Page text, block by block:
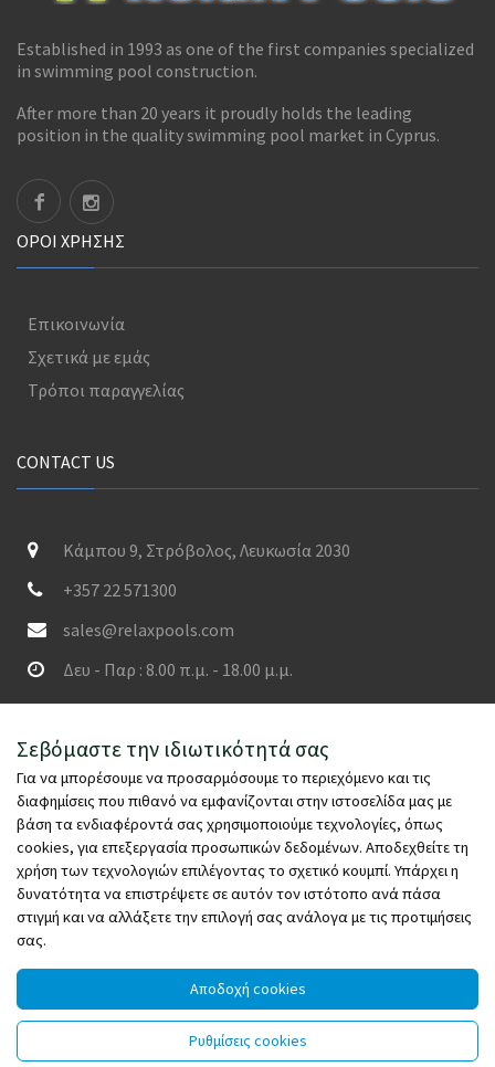
Established in 1993 as one of the first companies specialized
in swimming pool construction.
After more than 20 years it proudly holds the leading
position in the quality swimming pool market in Cyprus.
ΟΡΟΊ ΧΡΉΣΗΣ
Επικοινωνία
Σχετικά με εμάς
Τρόποι παραγγελίας
CONTACT US
Κάμπου 9, Στρόβολος, Λευκωσία 2030
+357 22 571300
sales@relaxpools.com
Δευ - Παρ : 8.00 π.μ. - 18.00 μ.μ.
SECURED PAYMENTS
© Copyright 2026 - relaxpools.com - All rights reserved -
Σεβόμαστε την ιδιωτικότητά σας
Για να μπορέσουμε να προσαρμόσουμε το περιεχόμενο και τις
διαφημίσεις που πιθανό να εμφανίζονται στην ιστοσελίδα μας με
βάση τα ενδιαφέροντά σας χρησιμοποιούμε τεχνολογίες, όπως
cookies, για επεξεργασία προσωπικών δεδομένων. Αποδεχθείτε τη
χρήση των τεχνολογιών επιλέγοντας το σχετικό κουμπί. Υπάρχει η
δυνατότητα να επιστρέψετε σε αυτόν τον ιστότοπο ανά πάσα
στιγμή και να αλλάξετε την επιλογή σας ανάλογα με τις προτιμήσεις
σας.
Αποδοχή cookies
Ρυθμίσεις cookies